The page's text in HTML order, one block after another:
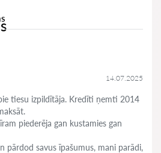
14.07.2025
tiesu izpildītāja. Kredīti ņemti 2014
piederēja gan kustamies gan
pārdod savus īpašumus, mani parādi,